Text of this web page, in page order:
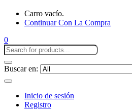
Carro vacío.
Continuar Con La Compra
0
Buscar en:
Inicio de sesión
Registro